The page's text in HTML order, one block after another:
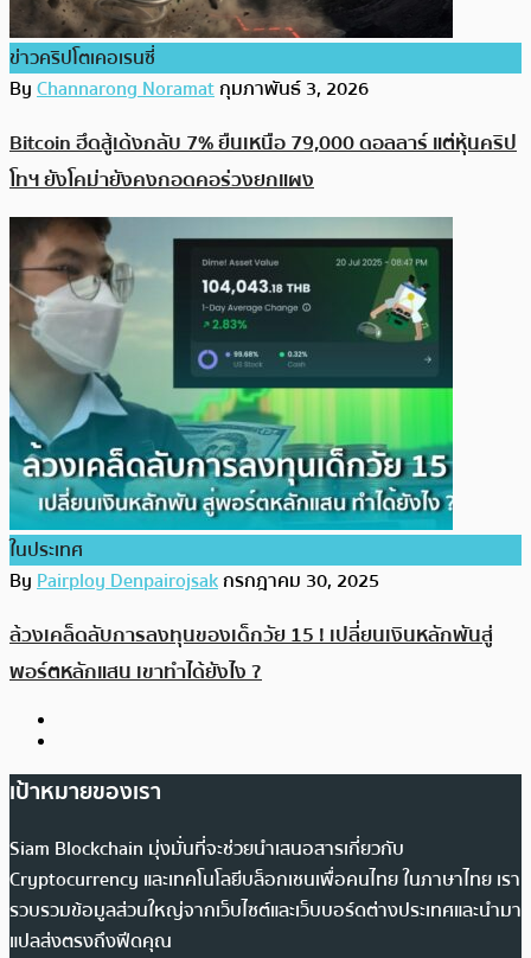
ข่าวคริปโตเคอเรนซี่
ByChannarong Noramatกุมภาพันธ์ 3, 2026
Bitcoin ฮึดสู้เด้งกลับ 7% ยืนเหนือ 79,000 ดอลลาร์ แต่หุ้นคริป
โทฯ ยังโคม่ายังคงกอดคอร่วงยกแผง
ในประเทศ
ByPairploy Denpairojsakกรกฎาคม 30, 2025
ล้วงเคล็ดลับการลงทุนของเด็กวัย 15 ! เปลี่ยนเงินหลักพันสู่
พอร์ตหลักแสน เขาทำได้ยังไง ?
เป้าหมายของเรา
Siam Blockchain มุ่งมั่นที่จะช่วยนำเสนอสารเกี่ยวกับ
Cryptocurrency และเทคโนโลยีบล็อกเชนเพื่อคนไทย ในภาษาไทย เรา
รวบรวมข้อมูลส่วนใหญ่จากเว็บไซต์และเว็บบอร์ดต่างประเทศและนำมา
แปลส่งตรงถึงฟีดคุณ